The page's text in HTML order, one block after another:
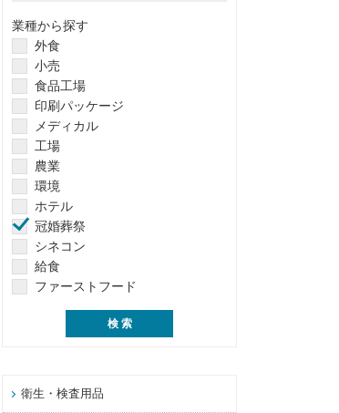
業種から探す
外食
小売
食品工場
印刷パッケージ
メディカル
工場
農業
環境
ホテル
冠婚葬祭
シネコン
給食
ファーストフード
衛生・検査用品